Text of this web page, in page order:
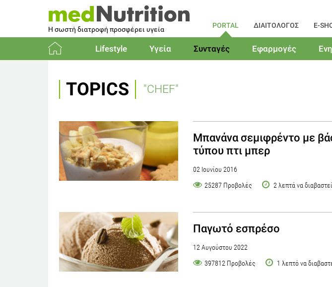
Η σωστή διατροφή προσφέρει υγεία PORTAL ΔΙΑΙΤΟΛΟΓΟΣ E-
Lifestyle Υγεία Συνταγές Εφαρμογές
TOPICS "CHEF"
Μπανάνα σεμιφρέντο με
τύπου πτι μπερ
02 Ιουνίου 2016
25287 Προβολές
2 λεπτά να διαβαστεί
Παγωτό εσπρέσο
12 Αυγούστου 2022
397812 Προβολές
1 λεπτό να